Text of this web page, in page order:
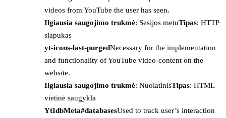
videos from YouTube the user has seen.
Ilgiausia saugojimo trukmė: Sesijos metuTipas: HTTP
slapukas
yt-icons-last-purgedNecessary for the implementation
and functionality of YouTube video-content on the
website.
Ilgiausia saugojimo trukmė: NuolatinisTipas: HTML
vietinė saugykla
YtIdbMeta#databasesUsed to track user’s interaction